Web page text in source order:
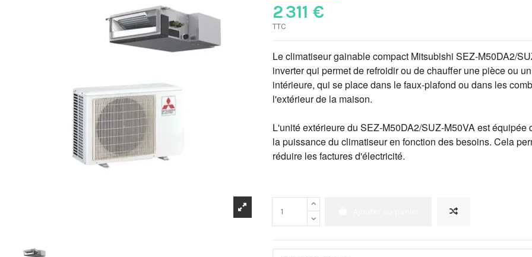
2 311 €
TTC
Le climatiseur gainable compact Mitsubishi SEZ-M50DA2/
inverter qui permet de refroidir ou de chauffer une pièce ou
intérieure, qui se place dans le faux-plafond ou dans les
l'extérieur de la maison.
L'unité extérieure du SEZ-M50DA2/SUZ-M50VA est
la puissance du climatiseur en fonction des besoins. Cela
réduire les factures d'électricité.